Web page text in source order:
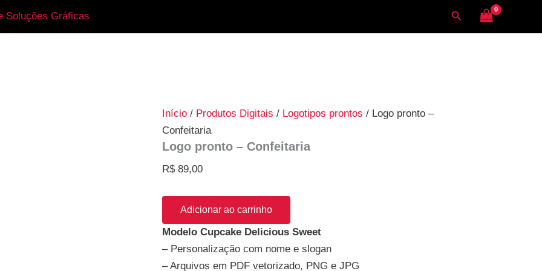
Soluções Gráficas Pesquisar
Início/ Produtos Digitais / Logotipos prontos / Logo pronto –
Confeitaria
Logo pronto – Confeitaria
R$89,00
Adicionar ao carrinho
Modelo Cupcake Delicious Sweet
– Personalização com nome e slogan
– Arquivos em PDF vetorizado, PNG e JPG